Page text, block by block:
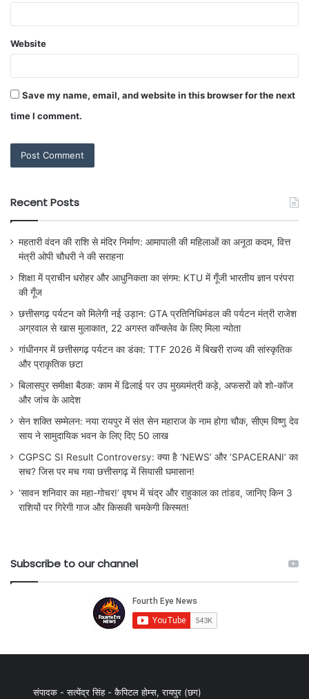
Website
Save my name, email, and website in this browser for the next
time I comment.
Recent Posts
महतारी वंदन की राशि से मंदिर निर्माण: आमापाली की महिलाओं का अनूठा कदम, वित्त
मंत्री ओपी चौधरी ने की सराहना
शिक्षा में प्राचीन धरोहर और आधुनिकता का संगम: KTU में गूँजी भारतीय ज्ञान परंपरा
की गूँज
छत्तीसगढ़ पर्यटन को मिलेगी नई उड़ान: GTA प्रतिनिधिमंडल की पर्यटन मंत्री राजेश
अग्रवाल से खास मुलाकात, 22 अगस्त कॉन्क्लेव के लिए मिला न्योता
गांधीनगर में छत्तीसगढ़ पर्यटन का डंका: TTF 2026 में बिखरी राज्य की सांस्कृतिक
और प्राकृतिक छटा
बिलासपुर समीक्षा बैठक: काम में ढिलाई पर उप मुख्यमंत्री कड़े, अफसरों को शो-कॉज
और जांच के आदेश
सेन शक्ति सम्मेलन: नया रायपुर में संत सेन महाराज के नाम होगा चौक, सीएम विष्णु देव
साय ने सामुदायिक भवन के लिए दिए 50 लाख
CGPSC SI Result Controversy: क्या है ‘NEWS’ और ‘SPACERANI’ का
सच? जिस पर मच गया छत्तीसगढ़ में सियासी घमासान!
‘सावन शनिवार का महा-गोचर!’ वृषभ में चंद्र और राहुकाल का तांडव, जानिए किन 3
राशियों पर गिरेगी गाज और किसकी चमकेगी किस्मत!
Subscribe to our channel
संपादक - सत्येंद्र सिंह - कैपिटल होम्स, रायपुर (छग)